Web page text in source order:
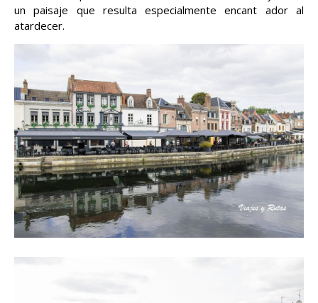
un paisaje que resulta especialmente encant ador al
atardecer.